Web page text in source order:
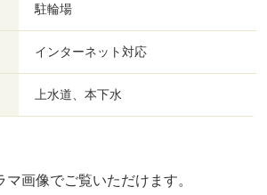
駐輪場
インターネット対応
上水道、本下水
画像でご覧いただけます。